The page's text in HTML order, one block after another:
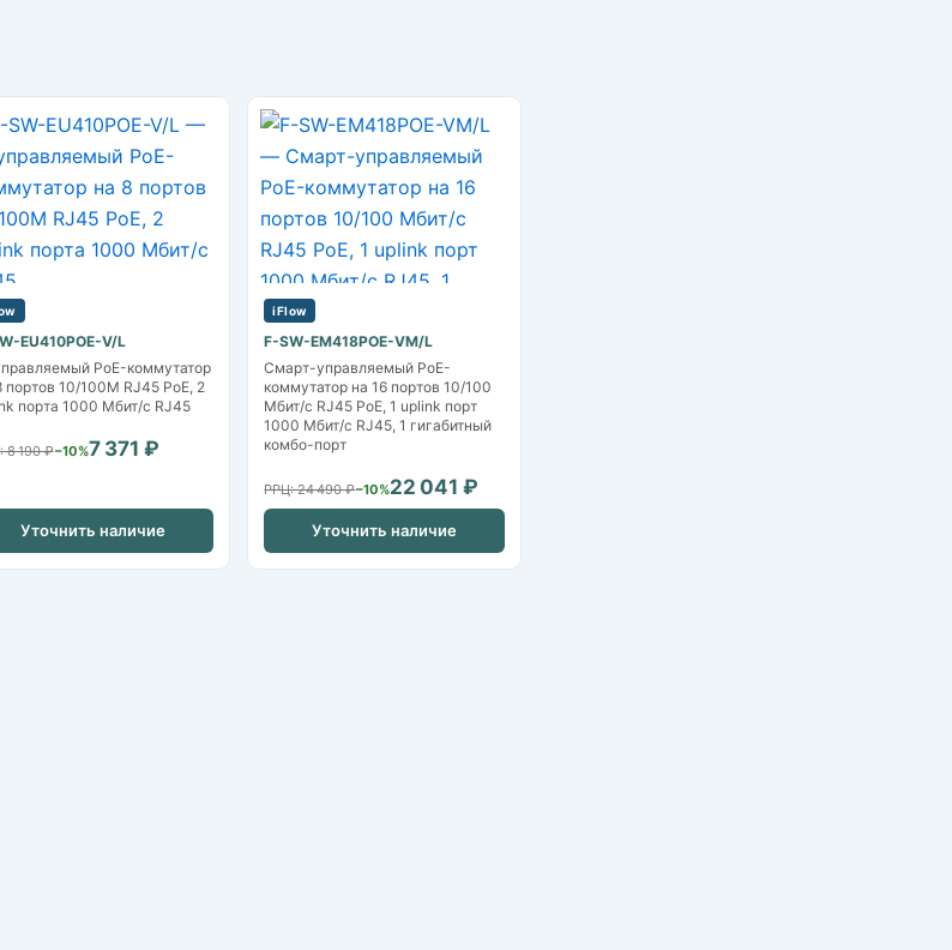
EU410POE-V/L
PoE-коммутатор
портов 10/100M RJ45 PoE, 2
порта 1000 Мбит/с RJ45
8 190 ₽−10%7 371 ₽
Уточнить наличие
iFlow
F-SW-EM418POE-VM/L
Смарт-управляемый PoE-
коммутатор на 16 портов 10/100
Мбит/с RJ45 PoE, 1 uplink порт
1000 Мбит/с RJ45, 1 гигабитный
комбо-порт
РРЦ: 24 490 ₽−10%22 041 ₽
Уточнить наличие